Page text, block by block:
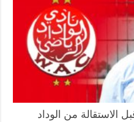
الاستقالة من الوداد